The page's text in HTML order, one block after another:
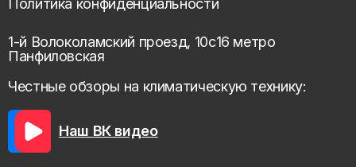
Политика конфиденциальности
1-й Волоколамский проезд, 10с16 метро
Панфиловская
Честные обзоры на климатическую технику:
Наш ВК видео